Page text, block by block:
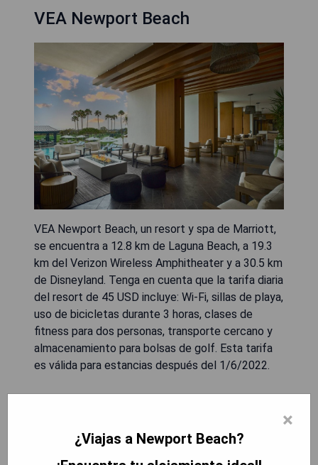
VEA Newport Beach
VEA Newport Beach, un resort y spa de Marriott,
se encuentra a 12.8 km de Laguna Beach, a 19.3
km del Verizon Wireless Amphitheater y a 30.5 km
de Disneyland. Tenga en cuenta que la tarifa diaria
del resort de 45 USD incluye: Wi-Fi, sillas de playa,
uso de bicicletas durante 3 horas, clases de
fitness para dos personas, transporte cercano y
almacenamiento para bolsas de golf. Esta tarifa
es válida para estancias después del 1/6/2022.
- Amplias instalaciones y servicios incluidos en la
×
¿Viajas a Newport Beach?